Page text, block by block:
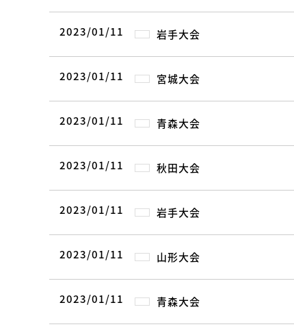
2023/01/11 岩手大会
2023/01/11 宮城大会
2023/01/11 青森大会
2023/01/11 秋田大会
2023/01/11 岩手大会
2023/01/11 山形大会
2023/01/11 青森大会